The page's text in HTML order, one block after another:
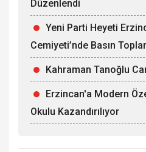
Düzenlendi
Yeni Parti Heyeti
Cemiyeti’nde Basın
Kahraman Tanoğlu
Erzincan'a Modern
Okulu Kazandırılıyor